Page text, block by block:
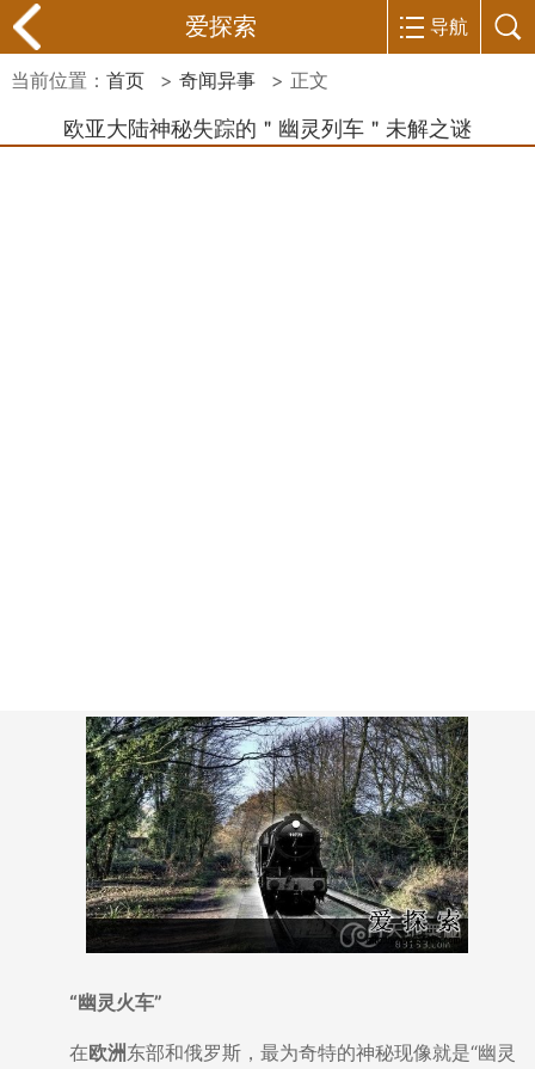
爱探索 导航
当前位置： 首页 > 奇闻异事 > 正文
欧亚大陆神秘失踪的＂幽灵列车＂未解之谜
“幽灵火车”
在欧洲东部和俄罗斯，最为奇特的神秘现像就是“幽灵